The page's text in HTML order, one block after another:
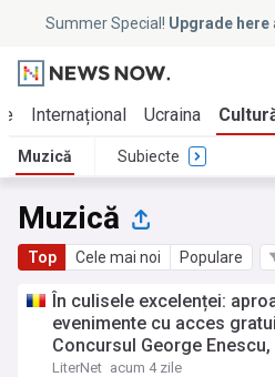
Summer Special! Upgrade here
Internațional Ucraina
Muzică Subiecte
Muzică
Top Cele mai noi Populare
În culisele excelenței:
evenimente cu acces
Concursul George Enescu,
LiterNet acum 4 zile